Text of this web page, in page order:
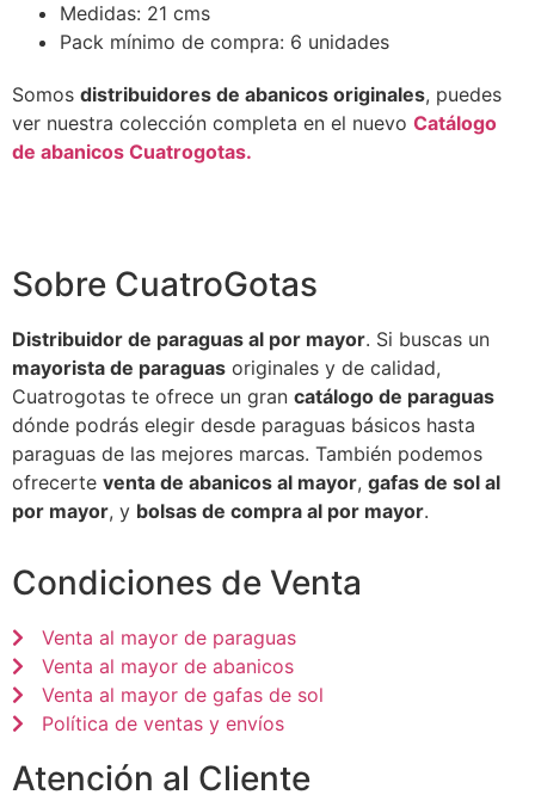
Medidas: 21 cms
Pack mínimo de compra: 6 unidades
Somos distribuidores de abanicos originales, puedes
ver nuestra colección completa en el nuevo Catálogo
de abanicos Cuatrogotas.
Sobre CuatroGotas
Distribuidor de paraguas al por mayor. Si buscas un
mayorista de paraguas originales y de calidad,
Cuatrogotas te ofrece un gran catálogo de paraguas
dónde podrás elegir desde paraguas básicos hasta
paraguas de las mejores marcas. También podemos
ofrecerte venta de abanicos al mayor, gafas de sol al
por mayor, y bolsas de compra al por mayor.
Condiciones de Venta
Venta al mayor de paraguas
Venta al mayor de abanicos
Venta al mayor de gafas de sol
Política de ventas y envíos
Atención al Cliente